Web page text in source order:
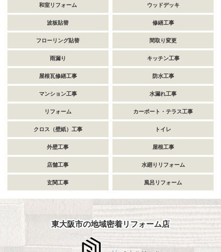
和室リフォーム ウッドデッキ
波板貼替 修繕工事
フローリング貼替 間取り変更
雨漏り キッチン工事
屋根瓦修繕工事 防水工事
マンション工事 水漏れ工事
リフォーム カーポート・テラス工事
クロス（壁紙）工事 トイレ
外壁工事 屋根工事
店舗工事 水廻りリフォーム
玄関工事 風呂リフォーム
東大阪市の地域密着リフォーム店